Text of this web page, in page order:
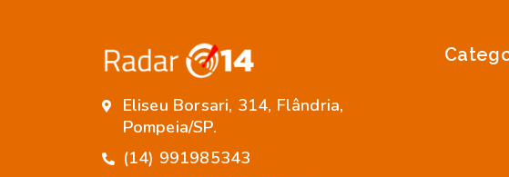
Eliseu Borsari, 314, Flândria,
Pompeia/SP.
(14) 991985343